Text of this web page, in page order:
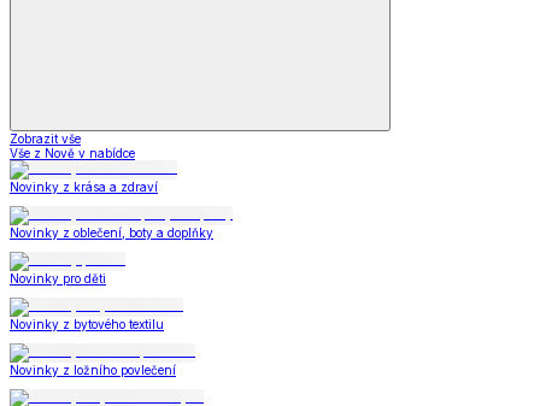
Zobrazit vše
Vše z Nově v nabídce
Novinky z krása a zdraví
Novinky z oblečení, boty a doplňky
Novinky pro děti
Novinky z bytového textilu
Novinky z ložního povlečení